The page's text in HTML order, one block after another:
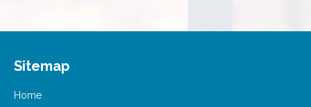
Sitemap
Home